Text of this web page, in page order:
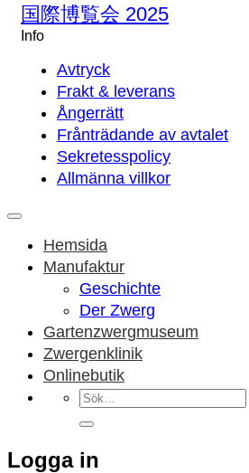
国際博覧会 2025
Info
Avtryck
Frakt & leverans
Ångerrätt
Frånträdande av avtalet
Sekretesspolicy
Allmänna villkor
Hemsida
Manufaktur
Geschichte
Der Zwerg
Gartenzwergmuseum
Zwergenklinik
Onlinebutik
Sök
efter:
Logga in